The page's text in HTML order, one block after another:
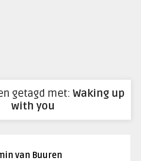
getagd met: Waking up
with you
van Buuren